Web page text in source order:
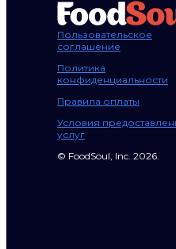
Пользовательское
соглашение
Политика
конфиденциальности
Правила оплаты
Условия
услуг
© FoodSoul, Inc. 2026.